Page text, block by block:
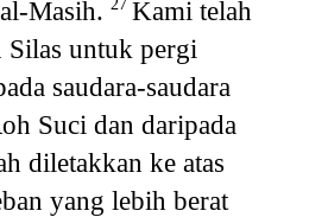
Masih. 27 Kami telah
Silas untuk pergi
saudara-saudara
Suci dan daripada
diletakkan ke atas
yang lebih berat